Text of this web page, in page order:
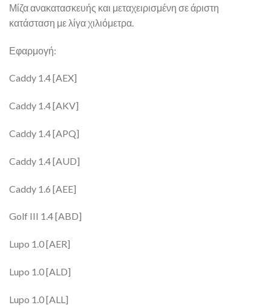
Μίζα ανακατασκευής και μεταχειρισμένη σε άριστη
κατάσταση με λίγα χιλιόμετρα.
Εφαρμογή:
Caddy 1.4 [AEX]
Caddy 1.4 [AKV]
Caddy 1.4 [APQ]
Caddy 1.4 [AUD]
Caddy 1.6 [AEE]
Golf III 1.4 [ABD]
Lupo 1.0 [AER]
Lupo 1.0 [ALD]
Lupo 1.0 [ALL]